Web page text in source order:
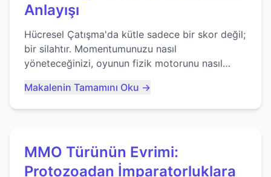
Anlayışı
Hücresel Çatışma'da kütle sadece bir skor değil;
bir silahtır. Momentumunuzu nasıl
yöneteceğinizi, oyunun fizik motorunu nasıl
ustalaşacağınızı öğrenin...
Makalenin Tamamını Oku →
MMO Türünün Evrimi:
Protozoadan İmparatorluklara